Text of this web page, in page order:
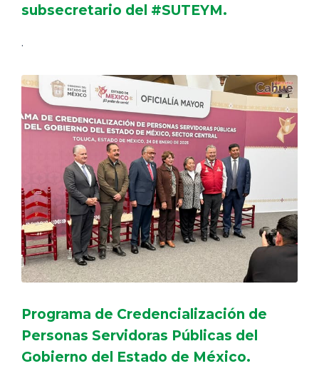
subsecretario del #SUTEYM.
.
Programa de Credencialización de
Personas Servidoras Públicas del
Gobierno del Estado de México.